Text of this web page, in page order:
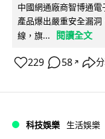
中國網通廠商智博通
產品爆出嚴重安全漏
線，旗...
閱讀全文
229 58 ↗
科技娛樂 生活娛樂